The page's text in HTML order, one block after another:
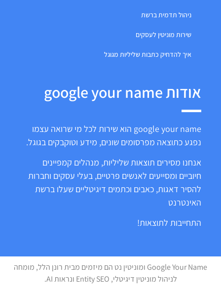
ניהול תדמית ברשת
שירות מוניטין לעסקים
איך להדחיק כתבות שליליות מגוגל
אודות google your name
google your name הוא שירות לכל מי שרואה עצמו
נפגע כתוצאה מפרסומים שונים, מידע וטוקבקים בגוגל.
אנחנו מסירים תוצאות שליליות, מנהלים קמפיינים
חיוביים ומסייעים לאנשים פרטיים, בעלי עסקים וחברות
להסיר דאגות, כאבים וכתמים דיגיטליים שעלו ברשת
האינטרנט
התחייבות לתוצאות!
Google Your Name ומוניטין נט הם מיזמים מבית רונן הלל, מומחה
לניהול מוניטין דיגיטלי, Entity SEO ונראות AI.